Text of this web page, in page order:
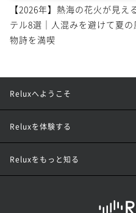
【2026年】熱海の花火が見え
テル8選｜人混みを避けて夏の
物詩を満喫
Reluxへようこそ
Reluxを体験する
Reluxをもっと知る